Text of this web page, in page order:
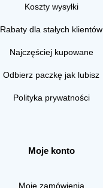
Koszty wysyłki
Rabaty dla stałych klientów
Najczęściej kupowane
Odbierz paczkę jak lubisz
Polityka prywatności
Moje konto
Moje zamówienia